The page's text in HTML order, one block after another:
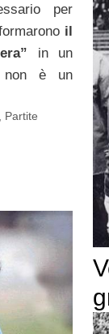
per
il
in un
non è un
Partite